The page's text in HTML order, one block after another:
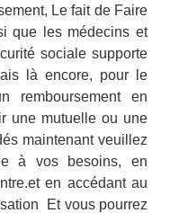
Le fait de Faire
que les médecins et
sociale supporte
là encore, pour le
remboursement en
une mutuelle ou une
maintenant veuillez
à vos besoins, en
en accédant au
Et vous pourrez